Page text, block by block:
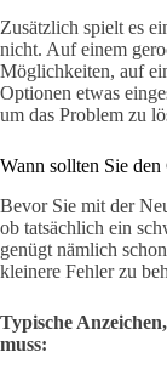
Zusätzlich spielt es
nicht. Auf einem
Möglichkeiten, auf
Optionen etwas
um das Problem zu
Wann sollten Sie
Bevor Sie mit der
ob tatsächlich ein
genügt nämlich
kleinere Fehler zu
Typische
muss: